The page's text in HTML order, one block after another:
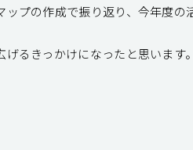
プの作成で振り返り、今年度の
るきっかけになったと思います。